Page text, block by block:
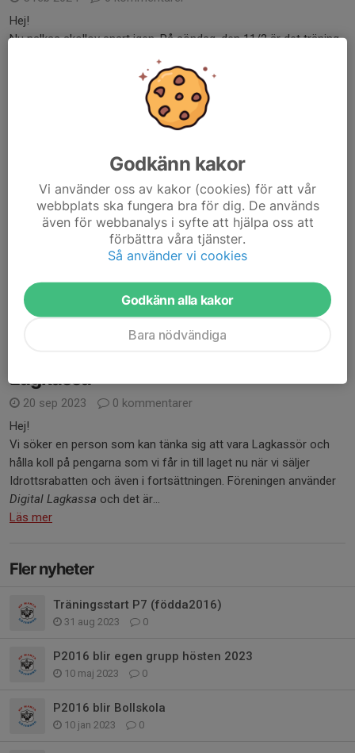
Hej!
Nu nalkas skollov snart igen. På söndag, den 11/2 är det träning
som vanligt. Under vecka 7 har vi träningsuppehåll i och med
skollov. Söndagen den 18/2 är det alltså ingen träning. Söndagen
Uppstart våren 2024
8 jan 2024
0 kommentarer
Då är vårens träningsschema fastlagt och vi kör igång söndagen
den 14 januari, samma plats och tid, det vill säga kl 11-12 i
Håll gärna koll i Kalendern eller ladda...
Lagkassa
20 sep 2023
0 kommentarer
Hej!
Vi söker en person som kan tänka sig att vara Lagkassör och
hålla koll på pengarna som vi får in till laget nu när vi säljer
Idrottsrabatten och även i fortsättningen. Föreningen använder
Digital Lagkassa och det är...
Läs mer
Fler nyheter
Träningsstart P7 (födda2016)
31 aug 2023 0
P2016 blir egen grupp hösten 2023
10 maj 2023 0
P2016 blir Bollskola
10 jan 2023 0
Godkänn kakor
Vi använder oss av kakor (cookies) för att vår
webbplats ska fungera bra för dig. De används
även för webbanalys i syfte att hjälpa oss att
förbättra våra tjänster.
Så använder vi cookies
Godkänn alla kakor
Bara nödvändiga